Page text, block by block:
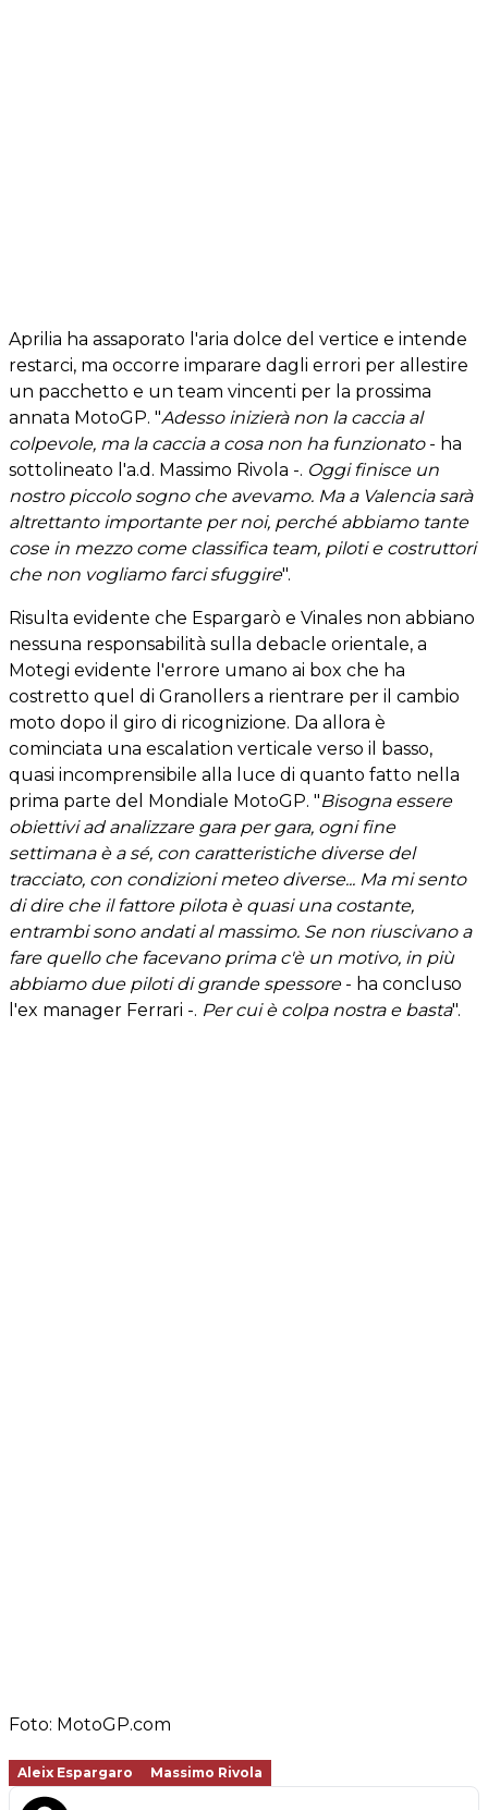
Aprilia ha assaporato l'aria dolce del vertice e intende
restarci, ma occorre imparare dagli errori per allestire
un pacchetto e un team vincenti per la prossima
annata MotoGP. "Adesso inizierà non la caccia al
colpevole, ma la caccia a cosa non ha funzionato- ha
sottolineato l'a.d. Massimo Rivola -. Oggi finisce un
nostro piccolo sogno che avevamo. Ma a Valencia sarà
altrettanto importante per noi, perché abbiamo tante
cose in mezzo come classifica team, piloti e costruttori
che non vogliamo farci sfuggire".
Risulta evidente che Espargarò e Vinales non abbiano
nessuna responsabilità sulla debacle orientale, a
Motegi evidente l'errore umano ai box che ha
costretto quel di Granollers a rientrare per il cambio
moto dopo il giro di ricognizione. Da allora è
cominciata una escalation verticale verso il basso,
quasi incomprensibile alla luce di quanto fatto nella
prima parte del Mondiale MotoGP. "Bisogna essere
obiettivi ad analizzare gara per gara, ogni fine
settimana è a sé, con caratteristiche diverse del
tracciato, con condizioni meteo diverse... Ma mi sento
di dire che il fattore pilota è quasi una costante,
entrambi sono andati al massimo. Se non riuscivano a
fare quello che facevano prima c'è un motivo, in più
abbiamo due piloti di grande spessore- ha concluso
l'ex manager Ferrari -. Per cui è colpa nostra e basta".
Foto: MotoGP.com
Aleix Espargaro Massimo Rivola